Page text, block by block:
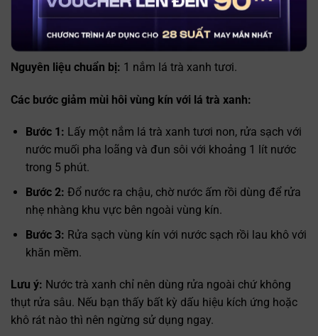
Lá trà xanh nổi tiếng với công dụng sát khuẩn, làm sạch và
Nguyên liệu chuẩn bị: 1 nắm lá trà xanh tươi.
Các bước giảm mùi hôi vùng kín với lá trà xanh:
Bước 1: Lấy một nắm lá trà xanh tươi non, rửa sạch với
nước muối pha loãng và đun sôi với khoảng 1 lít nước
trong 5 phút.
Bước 2: Đổ nước ra chậu, chờ nước ấm rồi dùng để rửa
nhẹ nhàng khu vực bên ngoài vùng kín.
Bước 3: Rửa sạch vùng kín với nước sạch rồi lau khô với
khăn mềm.
Lưu ý: Nước trà xanh chỉ nên dùng rửa ngoài chứ không
thụt rửa sâu. Nếu bạn thấy bất kỳ dấu hiệu kích ứng hoặc
khô rát nào thì nên ngừng sử dụng ngay.